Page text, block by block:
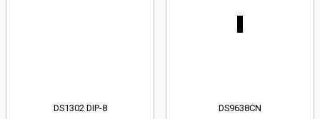
DS1302 DIP-8 DS9638CN